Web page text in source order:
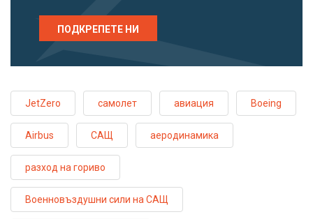
ПОДКРЕПЕТЕ НИ
JetZero самолет авиация Boeing
Airbus САЩ аеродинамика
разход на гориво
Военновъздушни сили на САЩ